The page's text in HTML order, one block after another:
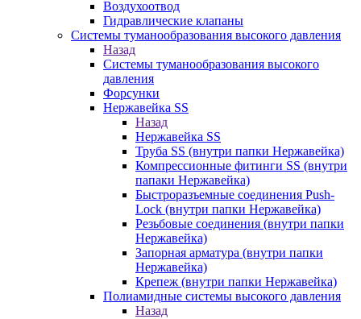
Воздухоотвод
Гидравлические клапаны
Системы туманообразования высокого давления
Назад
Системы туманообразования высокого
давления
Форсунки
Нержавейка SS
Назад
Нержавейка SS
Труба SS (внутри папки Нержавейка)
Компрессионные фитинги SS (внутри
папаки Нержавейка)
Быстроразъемные соединения Push-
Lock (внутри папки Нержавейка)
Резьбовые соединения (внутри папки
Нержавейка)
Запорная арматура (внутри папки
Нержавейка)
Крепеж (внутри папки Нержавейка)
Полиамидные системы высокого давления
Назад